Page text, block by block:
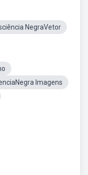
NegraVetor
Imagens